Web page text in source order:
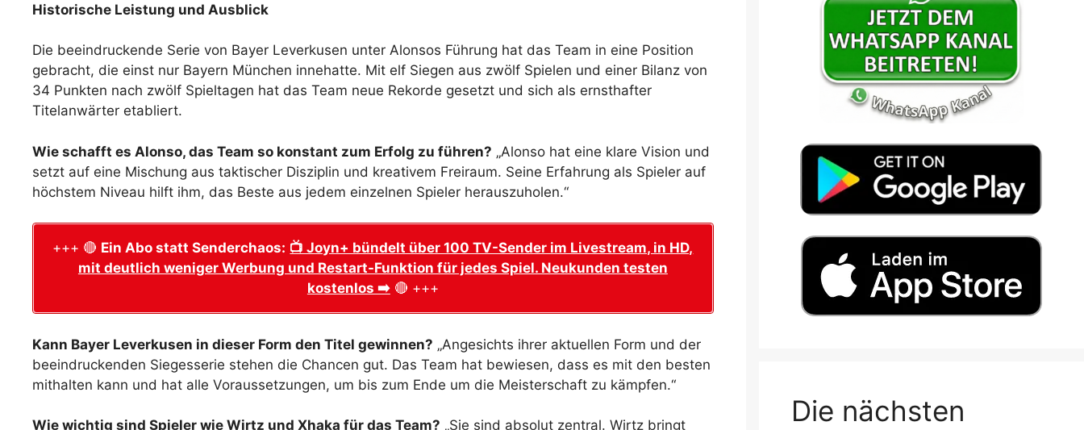
Historische Leistung und Ausblick
Die beeindruckende Serie von Bayer Leverkusen unter Alonsos Führung hat das Team in eine Position
gebracht, die einst nur Bayern München innehatte. Mit elf Siegen aus zwölf Spielen und einer Bilanz von
34 Punkten nach zwölf Spieltagen hat das Team neue Rekorde gesetzt und sich als ernsthafter
Titelanwärter etabliert.
Wie schafft es Alonso, das Team so konstant zum Erfolg zu führen? „Alonso hat eine klare Vision und
setzt auf eine Mischung aus taktischer Disziplin und kreativem Freiraum. Seine Erfahrung als Spieler auf
höchstem Niveau hilft ihm, das Beste aus jedem einzelnen Spieler herauszuholen.“
+++ 🔴 Ein Abo statt Senderchaos: 📺 Joyn+ bündelt über 100 TV-Sender im Livestream, in HD,
mit deutlich weniger Werbung und Restart-Funktion für jedes Spiel. Neukunden testen
kostenlos ➡️🔴 +++
Kann Bayer Leverkusen in dieser Form den Titel gewinnen? „Angesichts ihrer aktuellen Form und der
beeindruckenden Siegesserie stehen die Chancen gut. Das Team hat bewiesen, dass es mit den besten
mithalten kann und hat alle Voraussetzungen, um bis zum Ende um die Meisterschaft zu kämpfen.“
Wie wichtig sind Spieler wie Wirtz und Xhaka für das Team? „Sie sind absolut zentral. Wirtz bringt
Die nächsten